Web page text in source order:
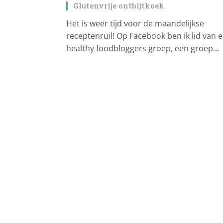
Glutenvrije ontbijtkoek
Het is weer tijd voor de maandelijkse
receptenruil! Op Facebook ben ik lid van
healthy foodbloggers groep, een groep…